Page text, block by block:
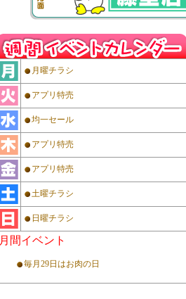
月曜チラシ
アプリ特売
均一セール
アプリ特売
アプリ特売
土曜チラシ
日曜チラシ
月間イベント
毎月29日はお肉の日